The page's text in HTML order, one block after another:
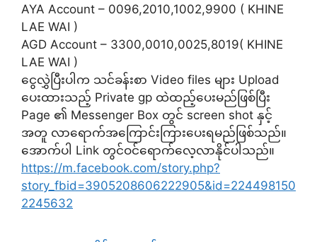
AYA Account – 0096,2010,1002,9900 ( KHINE
LAE WAI )
AGD Account – 3300,0010,0025,8019( KHINE
LAE WAI )
ငွေလွှဲပြီးပါက သင်ခန်းစာ Video files များ Upload
ပေးထားသည့် Private gp ထဲထည့်ပေးမည်ဖြစ်ပြီး
Page ၏ Messenger Box တွင် screen shot နှင့်
အတူ လာရောက်အကြောင်းကြားပေးရမည်ဖြစ်သည်။
အောက်ပါ Link တွင်ဝင်ရောက်လေ့လာနိုင်ပါသည်။
https://m.facebook.com/story.php?
story_fbid=3905208606222905&id=224498150
2245632